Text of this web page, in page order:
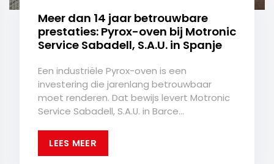
Meer dan 14 jaar betrouwbare
prestaties: Pyrox-oven bij Motronic
Service Sabadell, S.A.U. in Spanje
Een industriële Pyrox-oven is een
investering die jarenlang betrouwbaar
moet renderen. Dat bewijs levert Motronic
Service Sabadell, S.A.U. in Barce...
LEES MEER